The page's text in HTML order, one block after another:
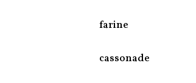
farine
cassonade